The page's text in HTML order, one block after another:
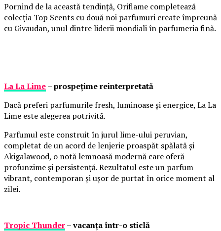
Pornind de la această tendință, Oriflame completează
colecția Top Scents cu două noi parfumuri create împreună
cu Givaudan, unul dintre liderii mondiali în parfumeria fină.
La La Lime– prospețime reinterpretată
Dacă preferi parfumurile fresh, luminoase și energice, La La
Lime este alegerea potrivită.
Parfumul este construit în jurul lime-ului peruvian,
completat de un acord de lenjerie proaspăt spălată și
Akigalawood, o notă lemnoasă modernă care oferă
profunzime și persistență. Rezultatul este un parfum
vibrant, contemporan și ușor de purtat în orice moment al
zilei.
Tropic Thunder– vacanța într-o sticlă